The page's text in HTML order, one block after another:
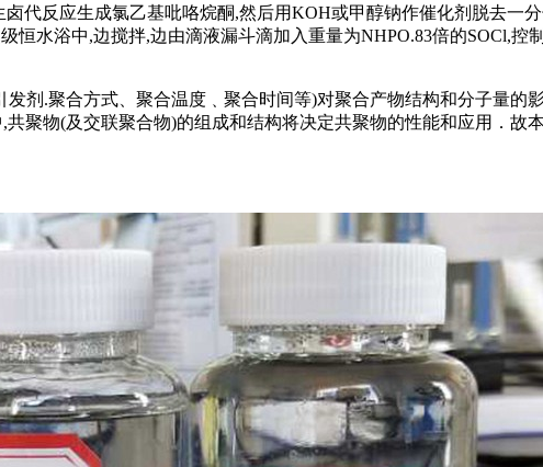
代反应生成氯乙基吡咯烷酮,然后用KOH或甲醇钠作催化剂脱去一
恒水浴中,边搅拌,边由滴液漏斗滴加入重量为NHPO.83倍的SOCl,
剂.聚合方式、聚合温度﹑聚合时间等)对聚合产物结构和分子量的
聚物(及交联聚合物)的组成和结构将决定共聚物的性能和应用．故